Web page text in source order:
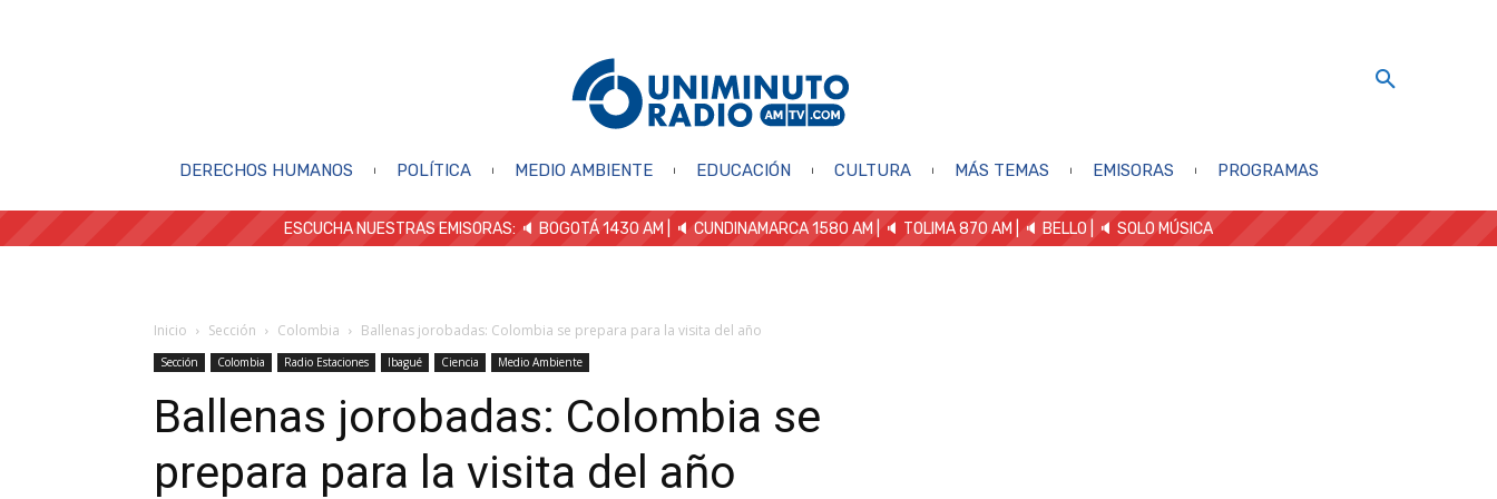
DERECHOS HUMANOS POLÍTICA MEDIO AMBIENTE EDUCACIÓN CULTURA MÁS TEMAS EMISORAS PROGRAMAS
ESCUCHA NUESTRAS EMISORAS: 🔈 BOGOTÁ 1430 AM | 🔈 CUNDINAMARCA 1580 AM | 🔈 TOLIMA 870 AM | 🔈 BELLO 🔈 SOLO MÚSICA
Inicio Sección Colombia Ballenas jorobadas: Colombia se prepara para la visita del año
Sección Colombia Radio Estaciones Ibagué Ciencia Medio Ambiente
Ballenas jorobadas: Colombia se
prepara para la visita del año